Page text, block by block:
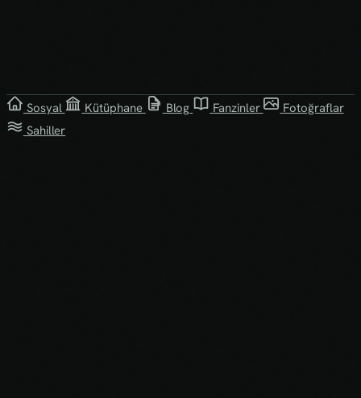
Sosyal Kütüphane Blog Fanzinler
Fotoğraflar
Sahiller